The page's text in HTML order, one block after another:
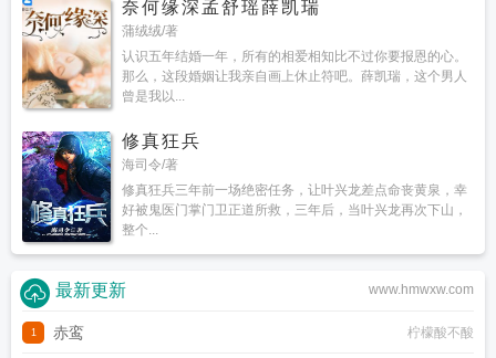
奈何缘深孟舒瑶薛凯瑞
蒲绒绒/著
认识五年结婚一年，所有的相爱相知比不过你要报恩的心。
那么，这段婚姻让我亲自画上休止符吧。薛凯瑞，这个男人
曾是我以...
修真狂兵
海司令/著
修真狂兵三年前一场绝密任务，让叶兴龙差点命丧黄泉，幸
好被鬼医门掌门卫正道所救，三年后，当叶兴龙再次下山，
整个...
www.hmwxw.com
最新更新
1 赤鸾 柠檬酸不酸